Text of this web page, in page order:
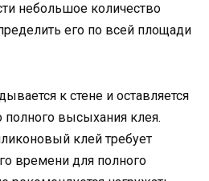
небольшое количество
его по всей площади
к стене и оставляется
полного высыхания клея.
клей требует
времени для полного